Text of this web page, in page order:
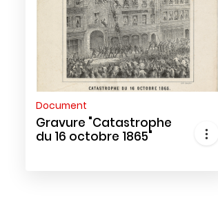
Document
Gravure "Catastrophe
du 16 octobre 1865"